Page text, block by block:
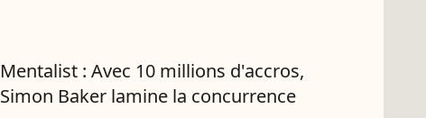
Mentalist : Avec 10 millions d'accros,
Simon Baker lamine la concurrence